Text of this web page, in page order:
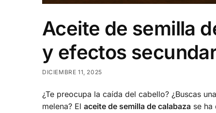
Aceite de semilla
y efectos
DICIEMBRE 11, 2025
¿Te preocupa la caída del cabello? ¿Buscas
melena? El aceite de semilla de calabaza se ha